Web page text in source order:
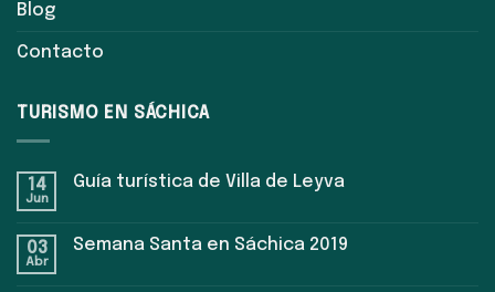
Blog
Contacto
TURISMO EN SÁCHICA
14
Jun
Guía turística de Villa de Leyva
03
Abr
Semana Santa en Sáchica 2019